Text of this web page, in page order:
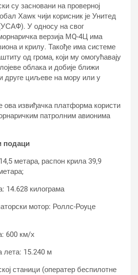
су засновани на проверној
Хаwк чији корисник је Унитед
У односу на свог
верзија МQ-4Ц има
и крилу. Такође има системе
од грома, који му омогућавају
облака и добије ближи
друге циљеве на мору или у
ова извиђачка платформа користи
патролним авионима
подаци
метара, распон крила 39,9
14.628 килограма
мотор: Роллс-Роyце
600 км/х
лета: 15.240 м
станици (оператер беспилотне